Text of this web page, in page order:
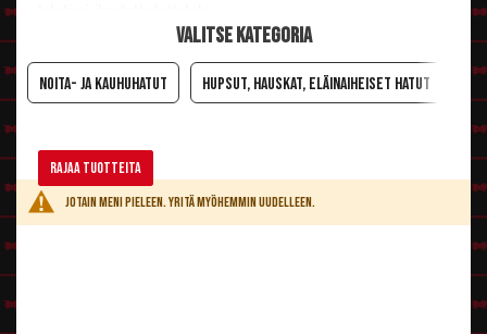
Valitse kategoria
Noita- ja kauhuhatut Hupsut, hauskat, eläinaiheiset hatut
Rajaa tuotteita
Jotain meni pieleen. Yritä myöhemmin uudelleen.